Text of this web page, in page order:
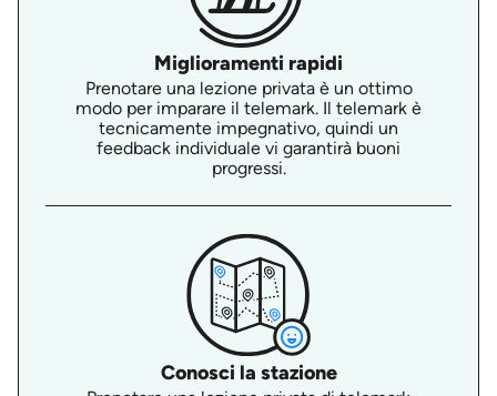
Miglioramenti rapidi
Prenotare una lezione privata è un ottimo
modo per imparare il telemark. Il telemark è
tecnicamente impegnativo, quindi un
feedback individuale vi garantirà buoni
progressi.
Conosci la stazione